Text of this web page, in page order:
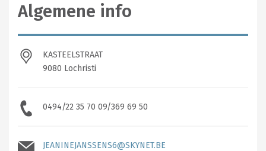
Algemene info
KASTEELSTRAAT
9080 Lochristi
0494/22 35 70 09/369 69 50
JEANINEJANSSENS6@SKYNET.BE